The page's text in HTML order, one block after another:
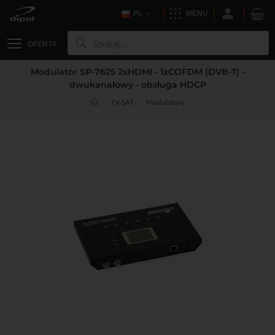
PL MENU
OFERTA
Modulator SP-7625 2xHDMI - 1xCOFDM (DVB-T) -
dwukanałowy - obsługa HDCP
TV-SAT Modulatory